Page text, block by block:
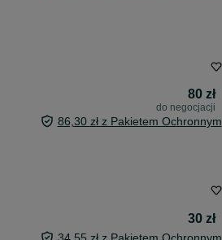
80 zł
do negocjacji
86,30 zł z Pakietem Ochronnym
30 zł